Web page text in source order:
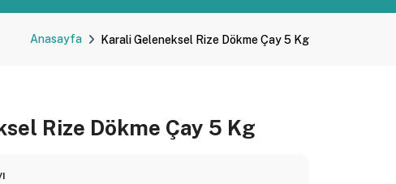
Anasayfa Karali Geleneksel Rize Dökme Çay 5 Kg
Rize Dökme Çay 5 Kg